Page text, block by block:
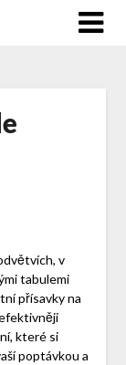
v
tabulemi
přísavky na
které si
poptávkou a